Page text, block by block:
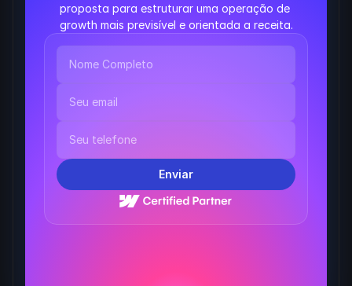
proposta para estruturar uma operação de
growth mais previsível e orientada a receita.
Enviar